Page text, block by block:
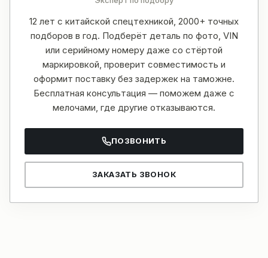
12 лет с китайской спецтехникой, 2000+ точных
подборов в год. Подберёт деталь по фото, VIN
или серийному номеру даже со стёртой
маркировкой, проверит совместимость и
оформит поставку без задержек на таможне.
Бесплатная консультация — поможем даже с
мелочами, где другие отказываются.
ПОЗВОНИТЬ
ЗАКАЗАТЬ ЗВОНОК